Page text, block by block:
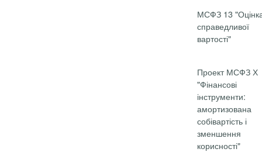
МСФЗ 13
спра­ведливої
вартості"
Проект МСФЗ Х
"Фінансові
інструменти:
амортизована
собівартість і
зменшення
корисності"